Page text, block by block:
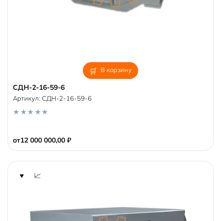
В корзину
СДН-2-16-59-6
от12 000 000,00 ₽
Артикул: СДН-2-16-59-6
u
t
f